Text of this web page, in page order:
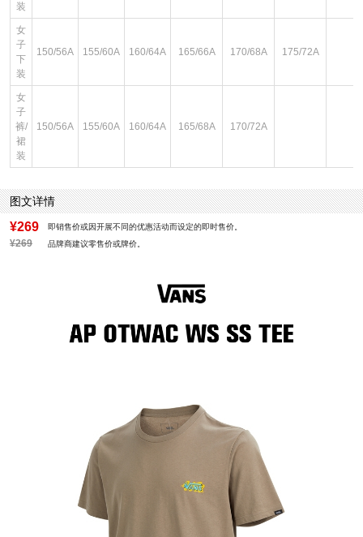
装
女
子
下
装
150/56A 155/60A 160/64A 165/66A 170/68A 175/72A
女
子
裤/
裙
装
150/56A 155/60A 160/64A 165/68A 170/72A
图文详情
¥269 即销售价或因开展不同的优惠活动而设定的即时售价。
¥269 品牌商建议零售价或牌价。